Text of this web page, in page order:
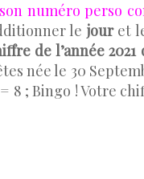
numéro perso
le jouret
de l’année 2021
née le 30
8 ; Bingo ! Votre